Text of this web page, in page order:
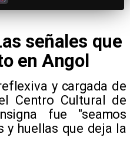
señales que
en Angol
y cargada de
Centro Cultural de
fue "seamos
y huellas que deja la